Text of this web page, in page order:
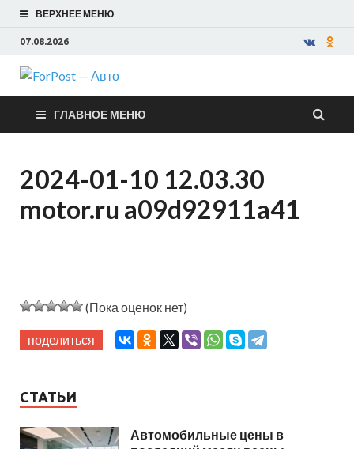
ВЕРХНЕЕ МЕНЮ
07.08.2026
ForPost —
Авто
ГЛАВНОЕ МЕНЮ
2024-01-10 12.03.30
motor.ru a09d92911a41
(Пока оценок нет)
поделиться
СТАТЬИ
Автомобильные цены в